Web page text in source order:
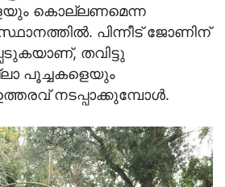
കൊല്ലണമെന്ന
പിന്നീട് ജോണിന്
തവിട്ടു
പൂച്ചകളെയും
നടപ്പാക്കുമ്പോള്‍.